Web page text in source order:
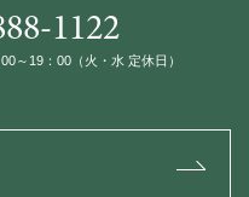
-1122
～19：00（火・水 定休日）